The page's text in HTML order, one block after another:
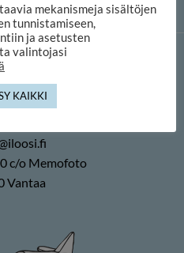
shop
Oy
c/o Memofoto
Vantaa
mekanismeja sisältöjen
tunnistamiseen,
ja asetusten
valintojasi
KAIKKI